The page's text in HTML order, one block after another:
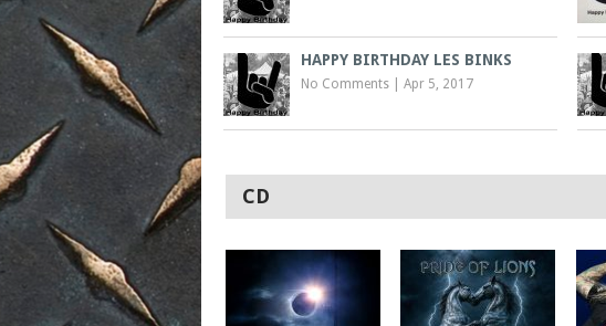
HAPPY BIRTHDAY LES BINKS
No Comments Apr 5, 2017
CD